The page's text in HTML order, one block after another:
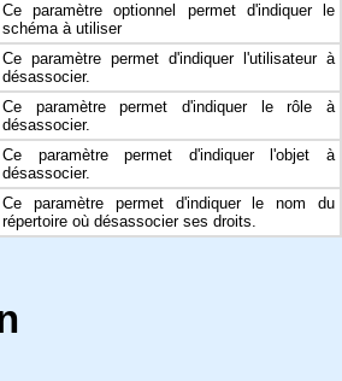
Ce paramètre optionnel permet d'indiquer le
schéma à utiliser
Ce paramètre permet d'indiquer l'utilisateur à
désassocier.
Ce paramètre permet d'indiquer le rôle à
désassocier.
Ce paramètre permet d'indiquer l'objet à
désassocier.
Ce paramètre permet d'indiquer le nom du
répertoire où désassocier ses droits.